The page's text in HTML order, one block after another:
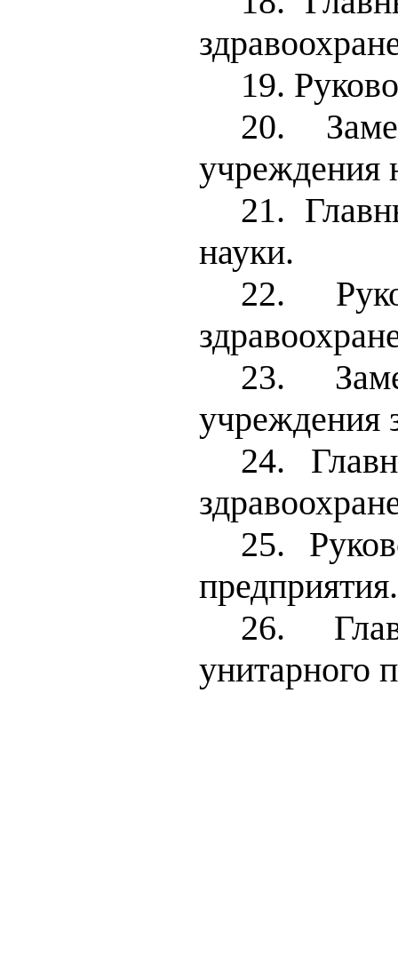
19.
20.
учреждения
21.
науки.
22.
23.
учреждения
24.
25.
предприятия.
26.
унитарного